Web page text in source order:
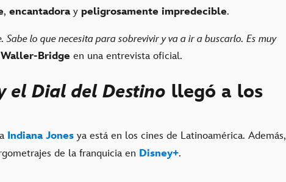
, encantadora y peligrosamente impredecible.
Sabe lo que necesita para sobrevivir y va a ir a buscarlo. Es muy
Waller-Bridge en una entrevista oficial.
el Dial del Destino llegó a los
Indiana Jones ya está en los cines de Latinoamérica. Además,
de la franquicia en Disney+.